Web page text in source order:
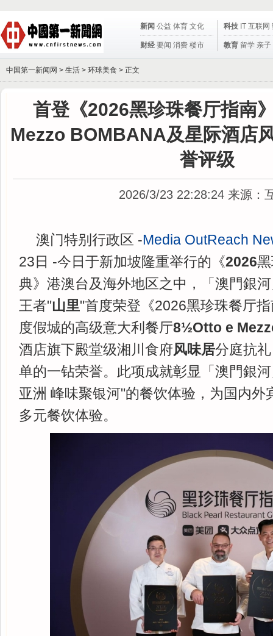
新闻 公益 体育 文化
财经 要闻 消费 楼市
科技 IT 互联网
教育 留学 亲子
中国第一新闻网 > 生活 > 环球美食 > 正文
首登《2026黑珍珠餐厅指南
Mezzo BOMBANA及星际酒店
誉评级
2026/3/23 22:28:24 来源：
澳门特别行政区 -Media OutReach
23日 -今日于新加坡隆重举行的《2026
典》港澳台及海外地区之中，「澳門銀
王者"山里"首度荣登《2026黑珍珠餐厅
度假城的高级意大利餐厅8½Otto e
酒店旗下殿堂级湘川食府风味居分庭抗
单的一钻荣誉。此项成就彰显「澳門銀
亚洲 峰味聚银河"的餐饮体验，为国内外
多元餐饮体验。